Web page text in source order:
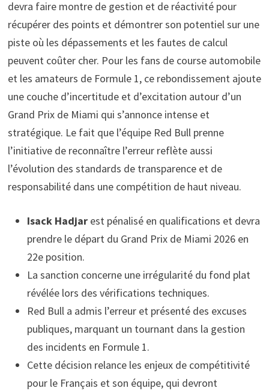
devra faire montre de gestion et de réactivité pour
récupérer des points et démontrer son potentiel sur une
piste où les dépassements et les fautes de calcul
peuvent coûter cher. Pour les fans de course automobile
et les amateurs de Formule 1, ce rebondissement ajoute
une couche d’incertitude et d’excitation autour d’un
Grand Prix de Miami qui s’annonce intense et
stratégique. Le fait que l’équipe Red Bull prenne
l’initiative de reconnaître l’erreur reflète aussi
l’évolution des standards de transparence et de
responsabilité dans une compétition de haut niveau.
Isack Hadjarest pénalisé en qualifications et devra
prendre le départ du Grand Prix de Miami 2026 en
22e position.
La sanction concerne une irrégularité du fond plat
révélée lors des vérifications techniques.
Red Bull a admis l’erreur et présenté des excuses
publiques, marquant un tournant dans la gestion
des incidents en Formule 1.
Cette décision relance les enjeux de compétitivité
pour le Français et son équipe, qui devront